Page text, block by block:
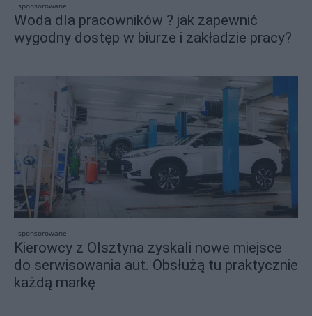
sponsorowane
Woda dla pracowników ? jak zapewnić
wygodny dostęp w biurze i zakładzie pracy?
sponsorowane
Kierowcy z Olsztyna zyskali nowe miejsce
do serwisowania aut. Obsłużą tu praktycznie
każdą markę